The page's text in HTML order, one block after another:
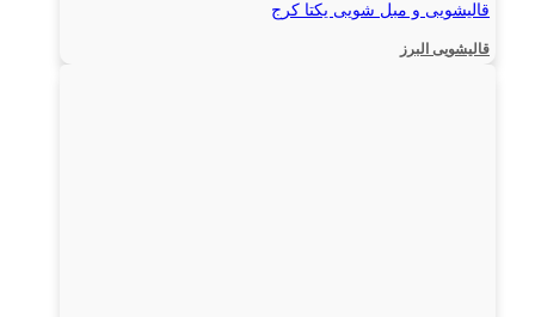
قالیشویی و مبل شویی یکتا کرج
قالیشویی البرز